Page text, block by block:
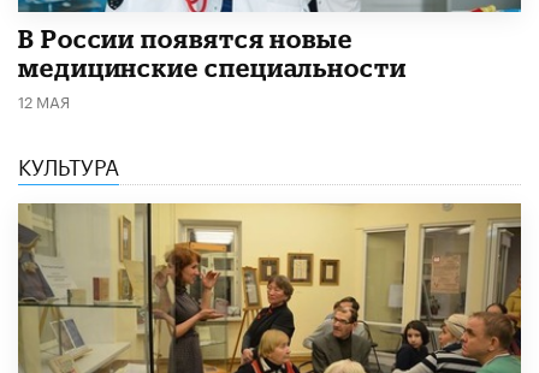
В России появятся новые
медицинские специальности
12 МАЯ
КУЛЬТУРА